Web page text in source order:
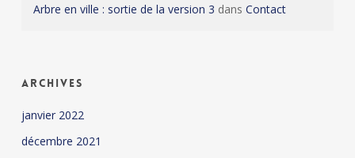
Arbre en ville : sortie de la version 3 dans Contact
Archives
janvier 2022
décembre 2021